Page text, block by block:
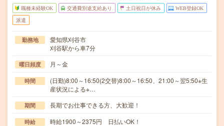
職種未経験OK 交通費別途支給あり 土日祝日が休み WEB登録OK
派遣
勤務地
愛知県刈谷市
刈谷駅から車7分
曜日頻度 月～金
時間
(日勤)8:00～16:50(2交替)8:00～16:50、21:00～翌5:50※生
産状況による※…
期間 長期でお仕事できる方、大歓迎！
時給 時給1900～2375円 日払いOK！